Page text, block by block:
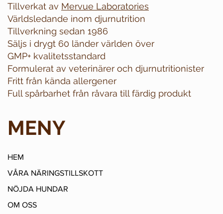
Tillverkat av Mervue Laboratories
Världsledande inom djurnutrition
Tillverkning sedan 1986
Säljs i drygt 60 länder världen över
GMP+ kvalitetsstandard
Formulerat av veterinärer och djurnutritionister
Fritt från kända allergener
Full spårbarhet från råvara till färdig produkt
MENY
HEM
VÅRA NÄRINGSTILLSKOTT
NÖJDA HUNDAR
OM OSS